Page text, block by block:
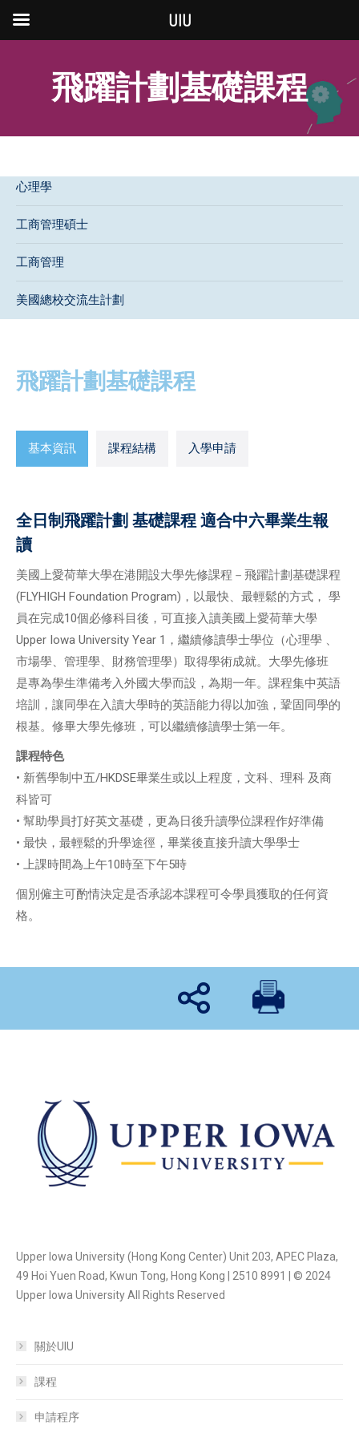
飛躍計劃基礎課程
心理學
工商管理碩士
工商管理
美國總校交流生計劃
飛躍計劃基礎課程
基本資訊 課程結構 入學申請
全日制飛躍計劃 基礎課程 適合中六畢業生報
讀
美國上愛荷華大學在港開設大學先修課程－飛躍計劃基礎課程
(FLYHIGH Foundation Program)，以最快、最輕鬆的方式， 學
員在完成10個必修科目後，可直接入讀美國上愛荷華大學
Upper Iowa University Year 1，繼續修讀學士學位（心理學 、
市場學、管理學、財務管理學）取得學術成就。大學先修班
是專為學生準備考入外國大學而設，為期一年。課程集中英語
培訓，讓同學在入讀大學時的英語能力得以加強，鞏固同學的
根基。修畢大學先修班，可以繼續修讀學士第一年。
課程特色
• 新舊學制中五/HKDSE畢業生或以上程度，文科、理科 及商
科皆可
• 幫助學員打好英文基礎，更為日後升讀學位課程作好準備
• 最快，最輕鬆的升學途徑，畢業後直接升讀大學學士
• 上課時間為上午10時至下午5時
個別僱主可酌情決定是否承認本課程可令學員獲取的任何資
格。
Upper Iowa University (Hong Kong Center) Unit 203, APEC Plaza,
49 Hoi Yuen Road, Kwun Tong, Hong Kong | 2510 8991 | © 2024
Upper Iowa University All Rights Reserved
關於UIU
課程
申請程序
UIU